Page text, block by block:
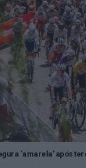
‘amarela’ após